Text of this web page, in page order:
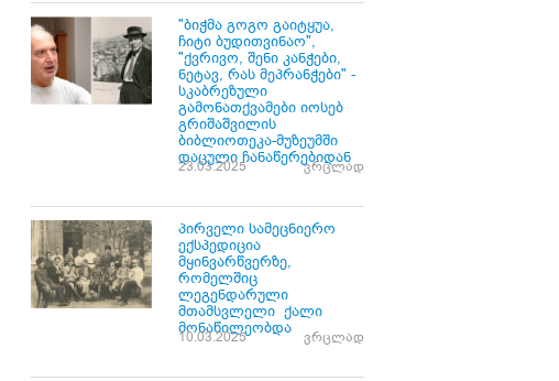
"ბიჭმა გოგო გაიტყუა,
ჩიტი ბუდითვინაო",
"ქვრივო, შენი კანჭები,
ნეტავ, რას მეპრანჭები" -
სკაბრეზული
გამონათქვამები იოსებ
გრიშაშვილის
ბიბლიოთეკა-მუზეუმში
დაცული ჩანაწერებიდან
23.03.2025 ვრცლად
პირველი სამეცნიერო
ექსპედიცია
მყინვარწვერზე,
რომელშიც
ლეგენდარული
მთამსვლელი ქალი
მონაწილეობდა
10.03.2025 ვრცლად